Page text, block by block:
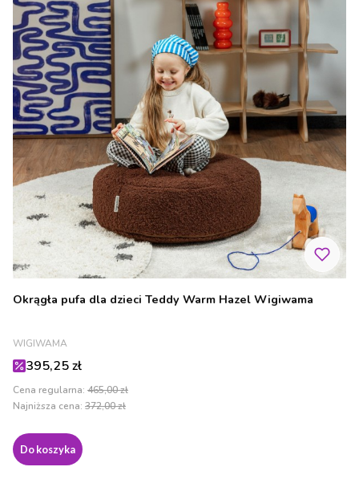
Okrągła pufa dla dzieci Teddy Warm Hazel Wigiwama
PRODUCENT
WIGIWAMA
Cena promocyjna
395,25 zł
Cena regularna: 465,00 zł
Najniższa cena: 372,00 zł
Do koszyka